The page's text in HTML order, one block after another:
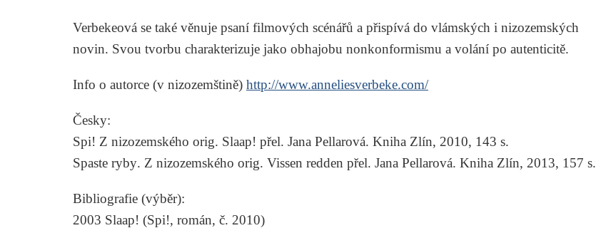
Verbekeová se také věnuje psaní filmových scénářů a přispívá do vlámských i nizozemských
novin. Svou tvorbu charakterizuje jako obhajobu nonkonformismu a volání po autenticitě.
Info o autorce (v nizozemštině) http://www.anneliesverbeke.com/
Česky:
Spi! Z nizozemského orig. Slaap! přel. Jana Pellarová. Kniha Zlín, 2010, 143 s.
Spaste ryby. Z nizozemského orig. Vissen redden přel. Jana Pellarová. Kniha Zlín, 2013, 157 s.
Bibliografie (výběr):
2003 Slaap! (Spi!, román, č. 2010)